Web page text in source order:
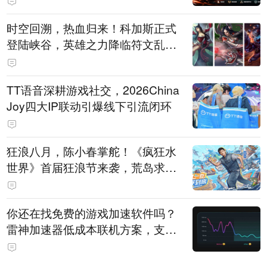
时空回溯，热血归来！科加斯正式
登陆峡谷，英雄之力降临符文乱
斗！
TT语音深耕游戏社交，2026China
Joy四大IP联动引爆线下引流闭环
狂浪八月，陈小春掌舵！《疯狂水
世界》首届狂浪节来袭，荒岛求生
直播即将开启
你还在找免费的游戏加速软件吗？
雷神加速器低成本联机方案，支持
免费试用